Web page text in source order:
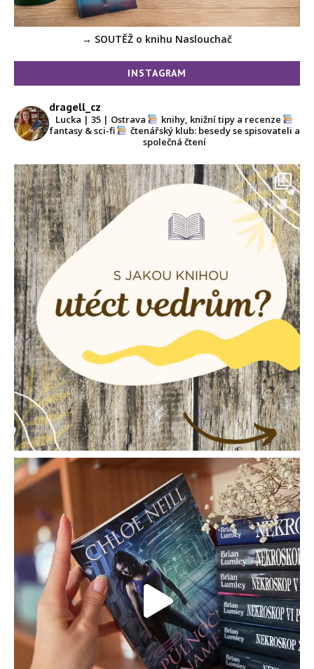
→ SOUTĚŽ o knihu Naslouchač
INSTAGRAM
dragell_cz
Lucka | 35 | Ostrava
knihy, knižní tipy a recenze
fantasy & sci-fi
čtenářský klub: besedy se spisovateli a
společná čtení